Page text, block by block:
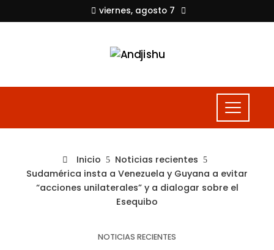
viernes, agosto 7
Inicio
Noticias recientes
Sudamérica insta a Venezuela y Guyana a evitar
“acciones unilaterales” y a dialogar sobre el
Esequibo
NOTICIAS RECIENTES